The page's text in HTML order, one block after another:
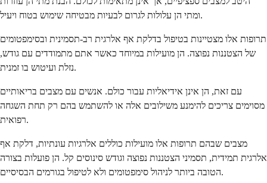
ומתי הן עלולות לגרום לבעיות מבטיחה שימוש בטוח ויעיל.
תרופות אלו מצטיינות בטיפול בדלקת אף אלרגית רב-תסמינית ובסימפטומים
של הצטננות נפוצה. הן מועילות במיוחד כאשר אתם מתמודדים עם גודש,
נזלת ועיטוש בו זמנית.
עם זאת, הן אינן אידיאליות עבור כולם. אנשים עם מצבים בריאותיים
מסוימים צריכים להימנע משילובים אלה או להשתמש בהם רק תחת השגחה
רפואית.
מצבים שבהם תרופות אלו מועילות כוללים אלרגיות עונתיות, דלקת אף
אלרגית תמידית, תסמיני הצטננות נפוצה וגודש סינוסים קל. הן פועלות בצורה
הטובה ביותר לניהול סימפטומים ולא לטיפול בגורמים הבסיסיים.